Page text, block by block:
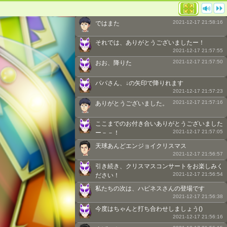
ではまた 2021-12-17 21:58:16
それでは、ありがとうございましたー！
2021-12-17 21:57:55
おお、降りた 2021-12-17 21:57:50
パパさん、↓の矢印で降りれます
2021-12-17 21:57:23
ありがとうございました。 2021-12-17 21:57:16
ここまでのお付き合いありがとうございました
ー－－！
2021-12-17 21:57:05
天球あんどエンジョイクリスマス
2021-12-17 21:56:57
引き続き、クリスマスコンサートをお楽しみく
ださい！
2021-12-17 21:56:54
私たちの次は、ハピネスさんの登場です
2021-12-17 21:56:38
今度はちゃんと打ち合わせしましょう()
2021-12-17 21:56:16